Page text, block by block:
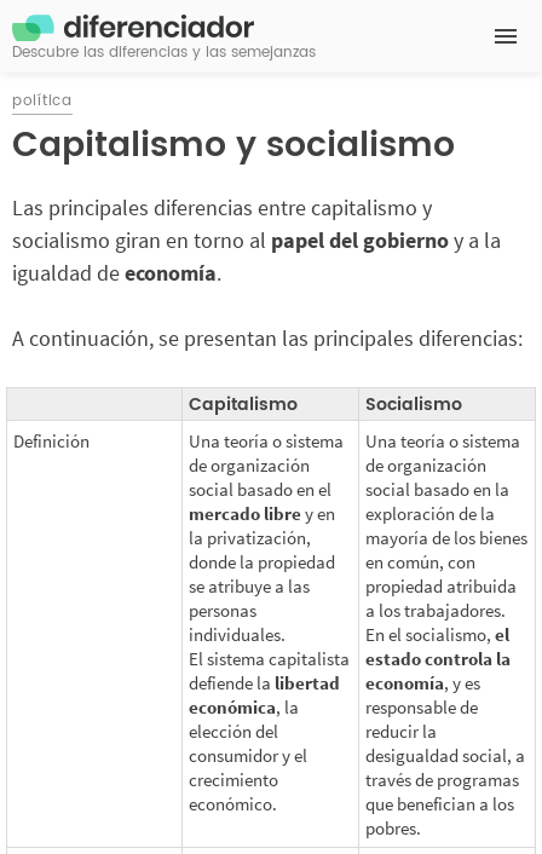
Descubre las diferencias y las semejanzas
política
Capitalismo y socialismo
Las principales diferencias entre capitalismo y
socialismo giran en torno al papel del gobiernoy a la
igualdad deeconomía.
A continuación, se presentan las principales diferencias:
Capitalismo Socialismo
Definición
Una teoría o sistema
de organización
social basado en el
mercado librey en
la privatización,
donde la propiedad
se atribuye a las
personas
individuales.
El sistema capitalista
defiende la libertad
económica, la
elección del
consumidor y el
crecimiento
económico.
Una teoría o sistema
de organización
social basado en la
exploración de la
mayoría de los bienes
en común, con
propiedad atribuida
a los trabajadores.
En el socialismo, el
estado controla la
economía, y es
responsable de
reducir la
desigualdad social, a
través de programas
que benefician a los
pobres.